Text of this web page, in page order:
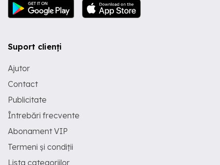
Suport clienți
Ajutor
Contact
Publicitate
Întrebări frecvente
Abonament VIP
Termeni și condiții
Lista categoriilor